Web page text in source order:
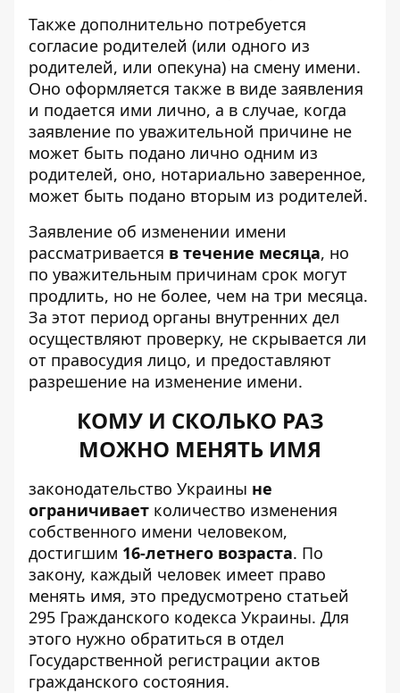
Также дополнительно потребуется
согласие родителей (или одного из
родителей, или опекуна) на смену имени.
Оно оформляется также в виде заявления
и подается ими лично, а в случае, когда
заявление по уважительной причине не
может быть подано лично одним из
родителей, оно, нотариально заверенное,
может быть подано вторым из родителей.
Заявление об изменении имени
рассматривается в течение месяца, но
по уважительным причинам срок могут
продлить, но не более, чем на три месяца.
За этот период органы внутренних дел
осуществляют проверку, не скрывается ли
от правосудия лицо, и предоставляют
разрешение на изменение имени.
КОМУ И СКОЛЬКО РАЗ
МОЖНО МЕНЯТЬ ИМЯ
законодательство Украины не
ограничивает количество изменения
собственного имени человеком,
достигшим 16-летнего возраста. По
закону, каждый человек имеет право
менять имя, это предусмотрено статьей
295 Гражданского кодекса Украины. Для
этого нужно обратиться в отдел
Государственной регистрации актов
гражданского состояния.